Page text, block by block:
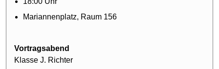
Mariannenplatz, Raum 156
Vortragsabend
Klasse J. Richter